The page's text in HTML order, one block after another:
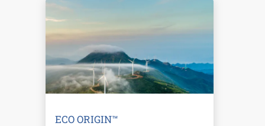
ECO ORIGIN™